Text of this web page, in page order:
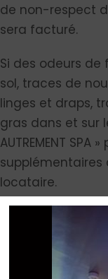
de non-respect
sera facturé.
Si des odeurs de
sol, traces de
linges et draps,
gras dans et sur
AUTREMENT
locataire.
ARTICLE 9 : FIN
Le locataire
• A fermer à clé